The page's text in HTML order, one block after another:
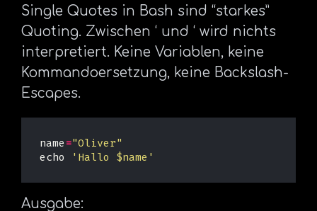
Single Quotes in Bash sind “starkes”
Quoting. Zwischen ‘ und ‘ wird nichts
interpretiert. Keine Variablen, keine
Kommandoersetzung, keine Backslash-
Escapes.
name ="Oliver"
echo
'Hallo $name'
Ausgabe: